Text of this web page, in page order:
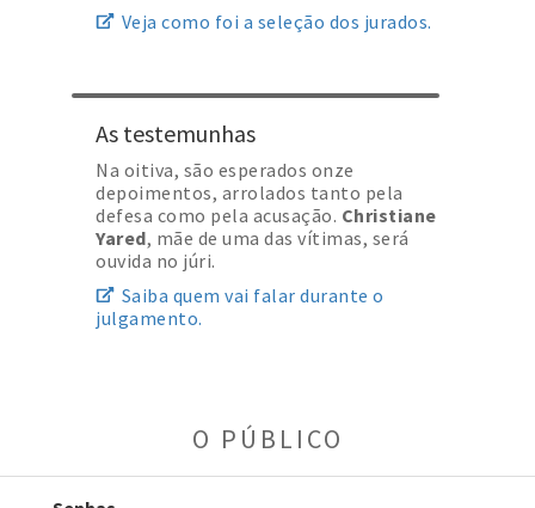
Veja como foi a seleção dos jurados.
As testemunhas
Na oitiva, são esperados onze
depoimentos, arrolados tanto pela
defesa como pela acusação. Christiane
Yared, mãe de uma das vítimas, será
ouvida no júri.
Saiba quem vai falar durante o
julgamento.
O PÚBLICO